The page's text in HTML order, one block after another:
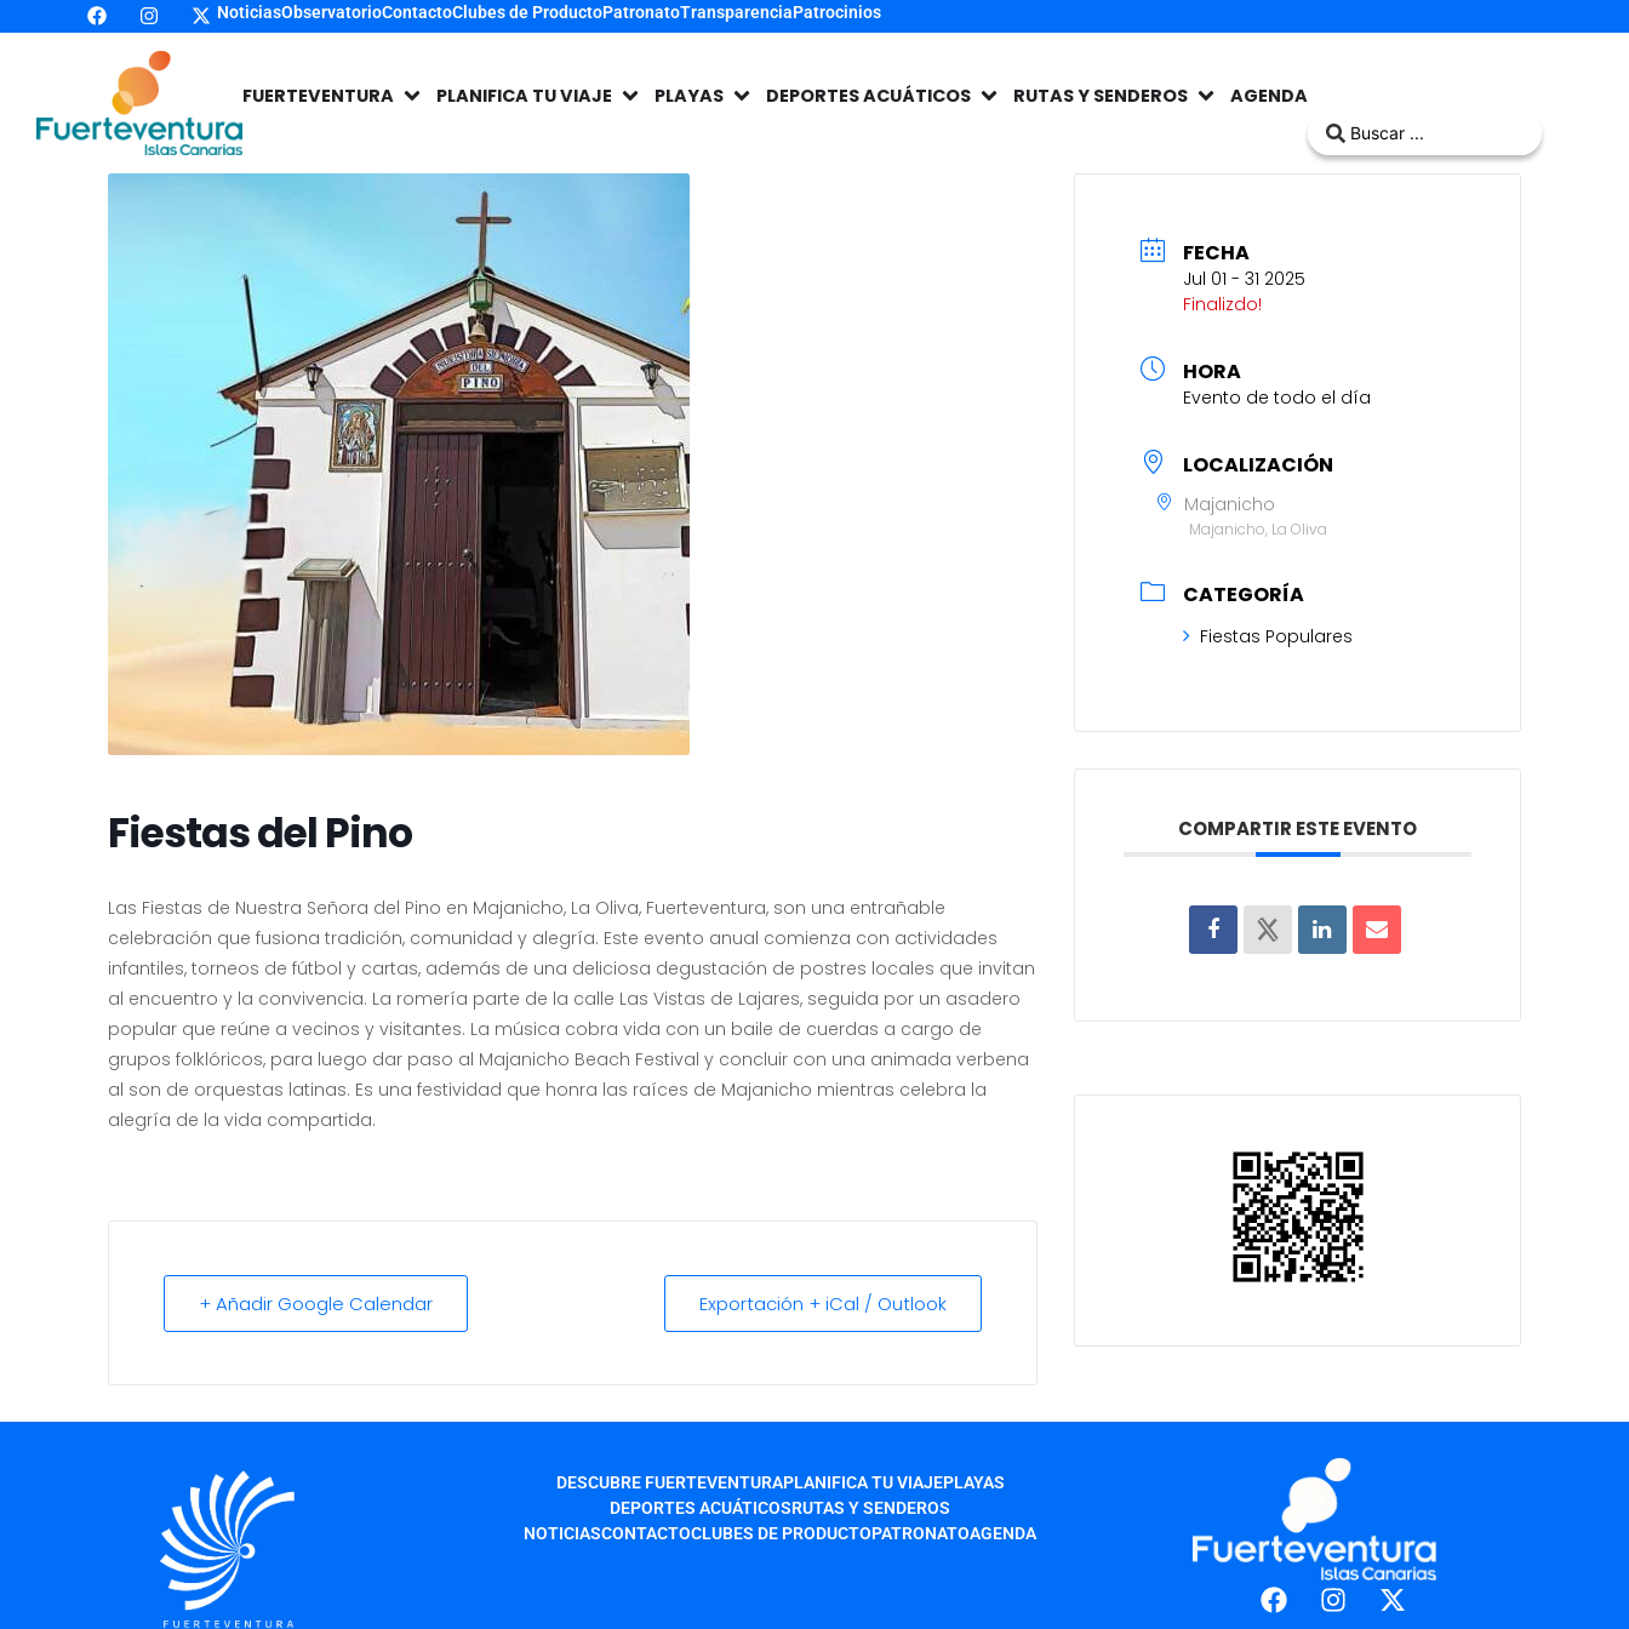
NoticiasObservatorioContactoClubes de ProductoPatronatoTransparenciaPatrocinios
FUERTEVENTURA PLANIFICA TU VIAJE PLAYAS DEPORTES ACUÁTICOS RUTAS Y SENDEROS AGENDA
Fiestas del Pino
Las Fiestas de Nuestra Señora del Pino en Majanicho, La Oliva, Fuerteventura, son una entrañable
celebración que fusiona tradición, comunidad y alegría. Este evento anual comienza con actividades
infantiles, torneos de fútbol y cartas, además de una deliciosa degustación de postres locales que invitan
al encuentro y la convivencia. La romería parte de la calle Las Vistas de Lajares, seguida por un asadero
popular que reúne a vecinos y visitantes. La música cobra vida con un baile de cuerdas a cargo de
grupos folklóricos, para luego dar paso al Majanicho Beach Festival y concluir con una animada verbena
al son de orquestas latinas. Es una festividad que honra las raíces de Majanicho mientras celebra la
alegría de la vida compartida.
+ Añadir Google Calendar Exportación + iCal / Outlook
FECHA
Jul 01 - 31 2025
Finalizdo!
HORA
Evento de todo el día
LOCALIZACIÓN
Majanicho
Majanicho, La Oliva
CATEGORÍA
Fiestas Populares
COMPARTIR ESTE EVENTO
DESCUBRE FUERTEVENTURAPLANIFICA TU VIAJEPLAYAS
DEPORTES ACUÁTICOSRUTAS Y SENDEROS
NOTICIASCONTACTOCLUBES DE PRODUCTOPATRONATOAGENDA